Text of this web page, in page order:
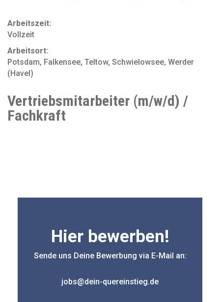
Arbeitszeit:
Vollzeit
Arbeitsort:
Potsdam, Falkensee, Teltow, Schwielowsee, Werder
(Havel)
Vertriebsmitarbeiter (m/w/d) /
Fachkraft
Hier bewerben!
Sende uns Deine Bewerbung via E-Mail an:
jobs@dein-quereinstieg.de